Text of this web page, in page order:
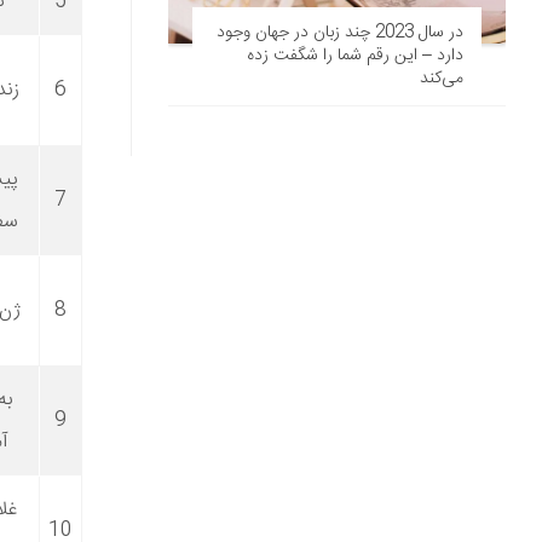
6
7
8
9
10
در سال 2023 چند زبان در جهان وجود
دارد – این رقم شما را شگفت زده
می‌کند